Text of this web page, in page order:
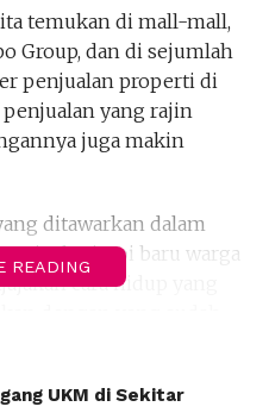
temukan di mall-mall,
Group, dan di sejumlah
penjualan properti di
yang rajin
juga makin
ditawarkan dalam
mimpi baru warga
cara hidup yang
saat ini.
aneka paket promosi
READING
UKM di Sekitar